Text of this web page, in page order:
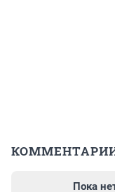
Пока